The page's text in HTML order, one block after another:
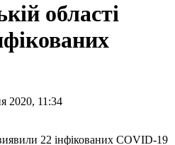
області
2020, 11:34